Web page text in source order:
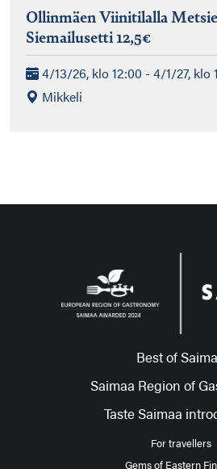
Ollinmäen Viinitilalla
Siemailusetti 12,5€
4/13/26, klo 12:00 - 4/1/27, klo
Mikkeli
Best of
Saimaa Region of
Taste Saimaa
For travellers
Gems of Eastern